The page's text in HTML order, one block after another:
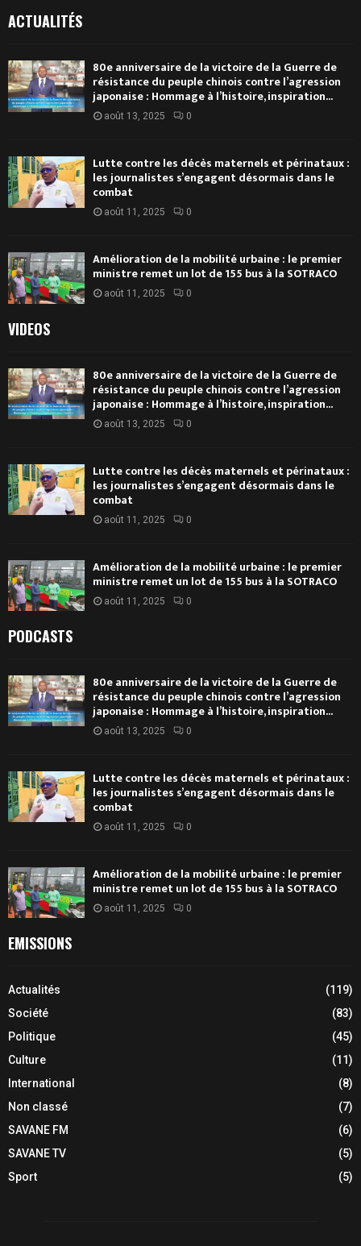
ACTUALITÉS
80e anniversaire de la victoire de la Guerre de
résistance du peuple chinois contre l’agression
japonaise : Hommage à l’histoire, inspiration...
août 13, 2025 0
Lutte contre les décès maternels et périnataux :
les journalistes s’engagent désormais dans le
combat
août 11, 2025 0
Amélioration de la mobilité urbaine : le premier
ministre remet un lot de 155 bus à la SOTRACO
août 11, 2025 0
VIDEOS
80e anniversaire de la victoire de la Guerre de
résistance du peuple chinois contre l’agression
japonaise : Hommage à l’histoire, inspiration...
août 13, 2025 0
Lutte contre les décès maternels et périnataux :
les journalistes s’engagent désormais dans le
combat
août 11, 2025 0
Amélioration de la mobilité urbaine : le premier
ministre remet un lot de 155 bus à la SOTRACO
août 11, 2025 0
PODCASTS
80e anniversaire de la victoire de la Guerre de
résistance du peuple chinois contre l’agression
japonaise : Hommage à l’histoire, inspiration...
août 13, 2025 0
Lutte contre les décès maternels et périnataux :
les journalistes s’engagent désormais dans le
combat
août 11, 2025 0
Amélioration de la mobilité urbaine : le premier
ministre remet un lot de 155 bus à la SOTRACO
août 11, 2025 0
EMISSIONS
Actualités
(119)
Société
(83)
Politique
(45)
Culture
(11)
International
(8)
Non classé
(7)
SAVANE FM
(6)
SAVANE TV
(5)
Sport
(5)